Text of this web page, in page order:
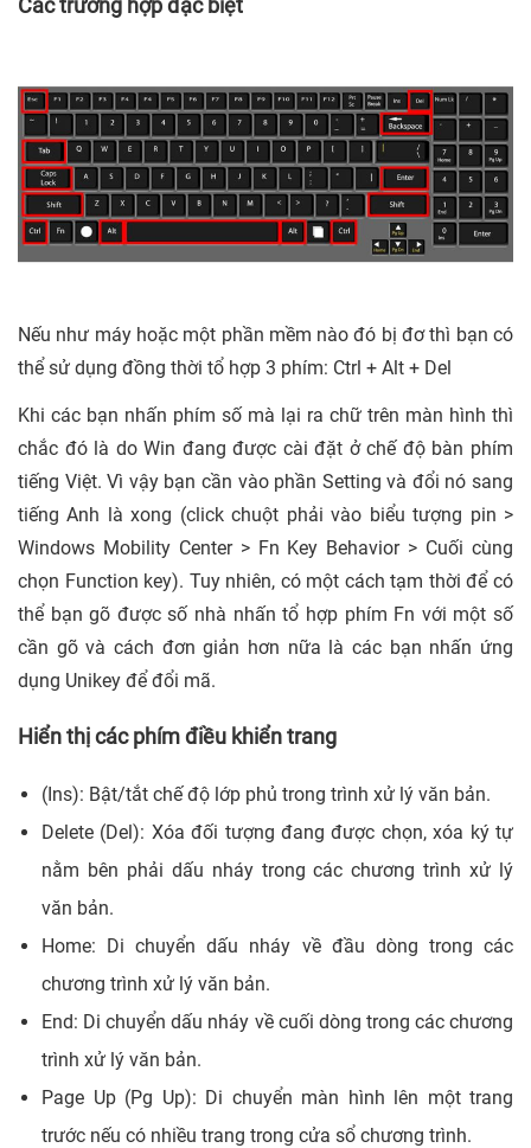
Các trường hợp đặc biệt
Nếu như máy hoặc một phần mềm nào đó bị đơ thì bạn có
thể sử dụng đồng thời tổ hợp 3 phím: Ctrl + Alt + Del
Khi các bạn nhấn phím số mà lại ra chữ trên màn hình thì
chắc đó là do Win đang được cài đặt ở chế độ bàn phím
tiếng Việt. Vì vậy bạn cần vào phần Setting và đổi nó sang
tiếng Anh là xong (click chuột phải vào biểu tượng pin >
Windows Mobility Center > Fn Key Behavior > Cuối cùng
chọn Function key). Tuy nhiên, có một cách tạm thời để có
thể bạn gõ được số nhà nhấn tổ hợp phím Fn với một số
cần gõ và cách đơn giản hơn nữa là các bạn nhấn ứng
dụng Unikey để đổi mã.
Hiển thị các phím điều khiển trang
(Ins): Bật/tắt chế độ lớp phủ trong trình xử lý văn bản.
Delete (Del): Xóa đối tượng đang được chọn, xóa ký tự
nằm bên phải dấu nháy trong các chương trình xử lý
văn bản.
Home: Di chuyển dấu nháy về đầu dòng trong các
chương trình xử lý văn bản.
End: Di chuyển dấu nháy về cuối dòng trong các chương
trình xử lý văn bản.
Page Up (Pg Up): Di chuyển màn hình lên một trang
trước nếu có nhiều trang trong cửa sổ chương trình.